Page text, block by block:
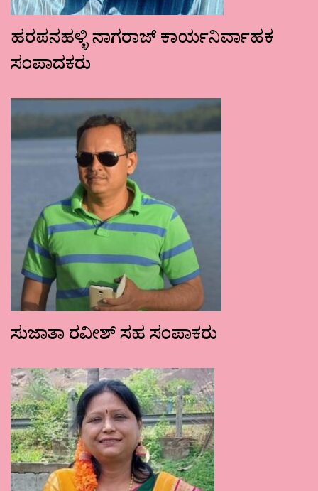
ಹರಪನಹಳ್ಳಿ ನಾಗರಾಜ್ ಕಾರ್ಯನಿರ್ವಾಹಕ
ಸಂಪಾದಕರು
ಸುಜಾತಾ ರವೀಶ್ ಸಹ ಸಂಪಾಕರು